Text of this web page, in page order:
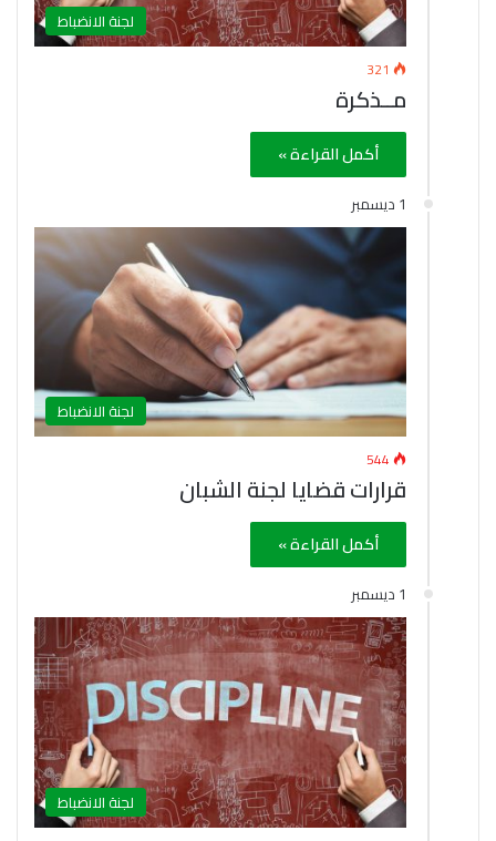
لجنة الانضباط
321
مــذكرة
أكمل القراءة »
1 ديسمبر
لجنة الانضباط
544
قرارات قضايا لجنة الشبان
أكمل القراءة »
1 ديسمبر
لجنة الانضباط